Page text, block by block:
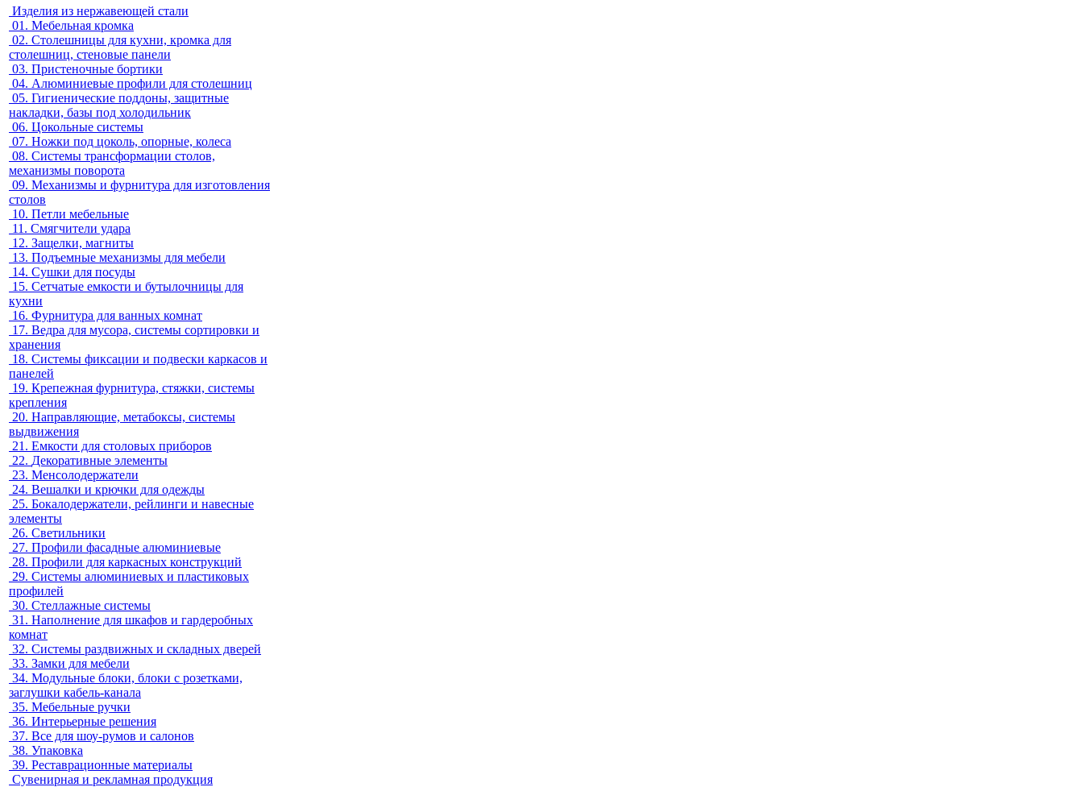
Изделия из нержавеющей стали
01. Мебельная кромка
02. Столешницы для кухни, кромка для
столешниц, стеновые панели
03. Пристеночные бортики
04. Алюминиевые профили для столешниц
05. Гигиенические поддоны, защитные
накладки, базы под холодильник
06. Цокольные системы
07. Ножки под цоколь, опорные, колеса
08. Системы трансформации столов,
механизмы поворота
09. Механизмы и фурнитура для изготовления
столов
10. Петли мебельные
11. Смягчители удара
12. Защелки, магниты
13. Подъемные механизмы для мебели
14. Сушки для посуды
15. Сетчатые емкости и бутылочницы для
кухни
16. Фурнитура для ванных комнат
17. Ведра для мусора, системы сортировки и
хранения
18. Системы фиксации и подвески каркасов и
панелей
19. Крепежная фурнитура, стяжки, системы
крепления
20. Направляющие, метабоксы, системы
выдвижения
21. Емкости для столовых приборов
22. Декоративные элементы
23. Менсолодержатели
24. Вешалки и крючки для одежды
25. Бокалодержатели, рейлинги и навесные
элементы
26. Светильники
27. Профили фасадные алюминиевые
28. Профили для каркасных конструкций
29. Системы алюминиевых и пластиковых
профилей
30. Стеллажные системы
31. Наполнение для шкафов и гардеробных
комнат
32. Системы раздвижных и складных дверей
33. Замки для мебели
34. Модульные блоки, блоки с розетками,
заглушки кабель-канала
35. Мебельные ручки
36. Интерьерные решения
37. Все для шоу-румов и салонов
38. Упаковка
39. Реставрационные материалы
Сувенирная и рекламная продукция